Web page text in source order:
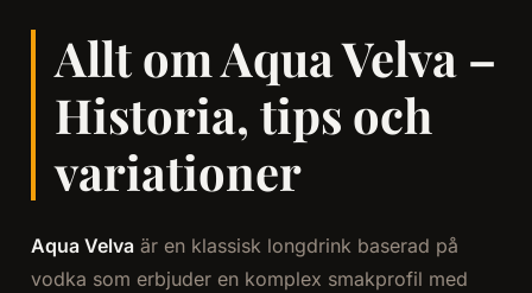
Allt om Aqua Velva –
Historia, tips och
variationer
Aqua Velvaär en klassisk longdrink baserad på
vodka som erbjuder en komplex smakprofil med